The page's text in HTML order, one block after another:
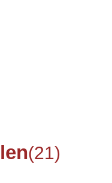
(21)